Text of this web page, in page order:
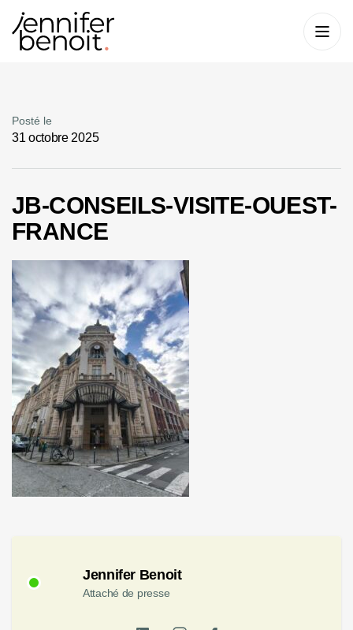
Posté le
31 octobre 2025
JB-CONSEILS-VISITE-OUEST-
FRANCE
Jennifer Benoit
Attaché de presse